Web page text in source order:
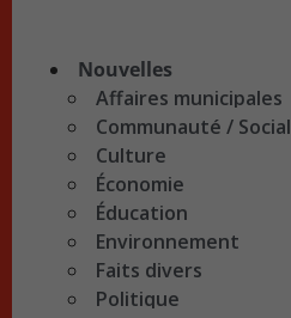
Nouvelles
Affaires municipales
Communauté / Social
Culture
Économie
Éducation
Environnement
Faits divers
Politique